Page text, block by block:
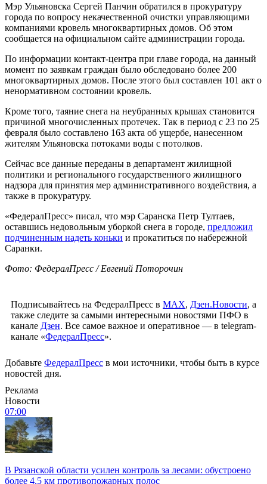
Мэр Ульяновска Сергей Панчин обратился в прокуратуру
города по вопросу некачественной очистки управляющими
компаниями кровель многоквартирных домов. Об этом
сообщается на официальном сайте администрации города.
По информации контакт-центра при главе города, на данный
момент по заявкам граждан было обследовано более 200
многоквартирных домов. После этого был составлен 101 акт о
ненормативном состоянии кровель.
Кроме того, таяние снега на неубранных крышах становится
причиной многочисленных протечек. Так в период с 23 по 25
февраля было составлено 163 акта об ущербе, нанесенном
жителям Ульяновска потоками воды с потолков.
Сейчас все данные переданы в департамент жилищной
политики и регионального государственного жилищного
надзора для принятия мер административного воздействия, а
также в прокуратуру.
«ФедералПресс» писал, что мэр Саранска Петр Тултаев,
оставшись недовольным уборкой снега в городе, предложил
подчиненным надеть коньки и прокатиться по набережной
Саранки.
Фото: ФедералПресс / Евгений Поторочин
Подписывайтесь на ФедералПресс в МАХ, Дзен.Новости, а
также следите за самыми интересными новостями ПФО в
канале Дзен. Все самое важное и оперативное — в telegram-
канале «ФедералПресс».
Добавьте ФедералПресс в мои источники, чтобы быть в курсе
новостей дня.
Реклама
Новости
07:00
В Рязанской области усилен контроль за лесами: обустроено
более 4,5 км противопожарных полос